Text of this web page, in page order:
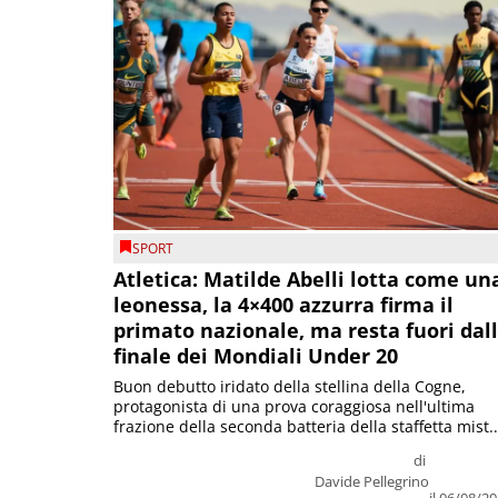
SPORT
Atletica: Matilde Abelli lotta come
leonessa, la 4×400 azzurra firma il
primato nazionale, ma resta fuori
finale dei Mondiali Under 20
di
Davide Pellegrino
Buon debutto iridato della stellina della Cogne,
protagonista di una prova coraggiosa nell'ultima
frazione della seconda batteria della staffetta